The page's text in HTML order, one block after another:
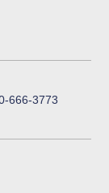
666-3773